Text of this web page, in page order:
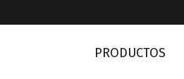
PRODUCTOS